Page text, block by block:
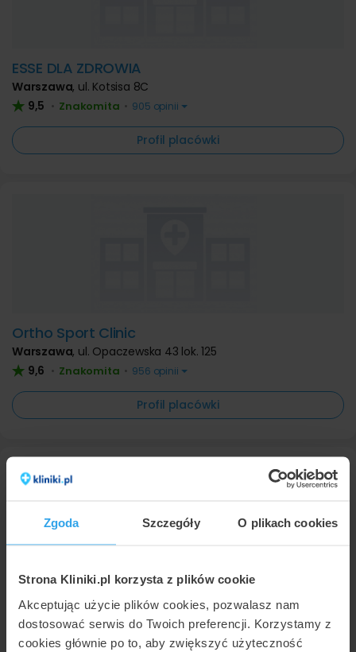
Zgoda Szczegóły O plikach cookies
Strona Kliniki.pl korzysta z plików cookie
Akceptując użycie plików cookies, pozwalasz nam
dostosować serwis do Twoich preferencji. Korzystamy z
cookies głównie po to, aby zwiększyć użyteczność
ESSE DLA ZDROWIA
Warszawa, ul. Kotsisa 8C
9,5 • Znakomita • 905 opinii
Profil placówki
Ortho Sport Clinic
Warszawa, ul. Opaczewska 43 lok. 125
9,6 • Znakomita • 956 opinii
Profil placówki
ESSE DLA ZDROWIA
Płock ,Al. Marszałka Józefa Piłsudkiego 35
9,8 • Znakomita 695 opinii